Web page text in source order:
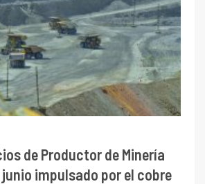
de Productor de Minería
impulsado por el cobre